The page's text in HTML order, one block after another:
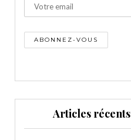
Articles récents